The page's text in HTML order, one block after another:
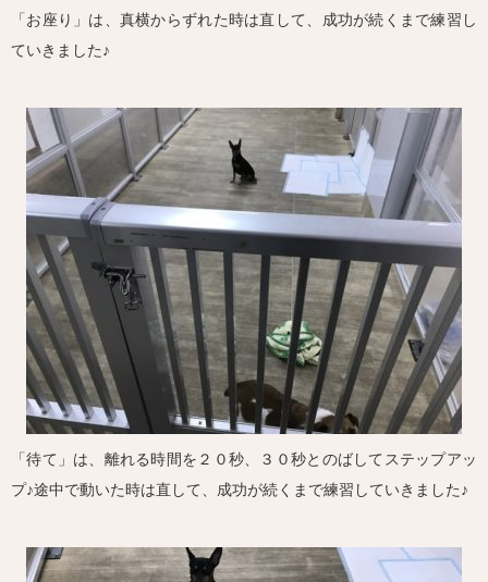
「お座り」は、真横からずれた時は直して、成功が続くまで練習し
ていきました♪
「待て」は、離れる時間を２０秒、３０秒とのばしてステップアッ
プ♪途中で動いた時は直して、成功が続くまで練習していきました♪